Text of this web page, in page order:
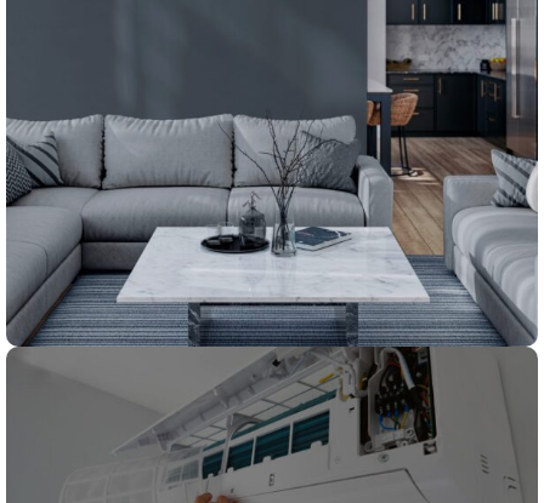
Специальные условия
для корпоративных клиентов